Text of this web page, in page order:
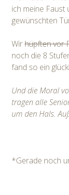
ich meine
gewünschten
Wirhüpften vor
noch die 8
fand so ein
Und die Moral
tragen alle
um den Hals.
*Gerade noch